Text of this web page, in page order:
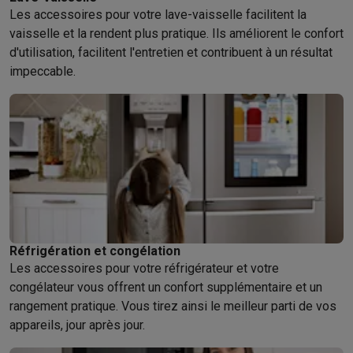
Hygiène dentaire Brosses à dents électriquesBrossettes
RasageRasoirs électriques Tondeuses barbeTondeuses
ÉpilationÉpilateurs à lumière pulséeÉpilateursRasoirs
BeautéSoin du visage
MassageMassage pieds Sièges de massageMassage cou &
SantéPèse-personne Tensiomètres Électrostimulation
Pour le bébéBabyphonesTire-laits Chauffe-biberons
TV, audio & photo
TV & projecteurs
TV avec barre de son TV 2026TV LG
Périphériques TVBarres de sonHome-cinemaAmplificateurs
Casques Casques BluetoothÉcouteurs
Enceintes Bluetooth
Audio domestique Radios & réveils
NavigationDashcamsGPSCoyoteAccessoires GPS
Accessoires TV & audioSupportsCâblesLecteurs
Appareils photoAppareils photo numériquesAppareils photo
Vidéo GoProAction camsDrones
Les accessoires pour votre lave-vaisselle facilitent la
vaisselle et la rendent plus pratique. Ils améliorent le confort
d'utilisation, facilitent l'entretien et contribuent à un résultat
impeccable.
Réfrigération et congélation
Les accessoires pour votre réfrigérateur et votre
congélateur vous offrent un confort supplémentaire et un
rangement pratique. Vous tirez ainsi le meilleur parti de vos
appareils, jour après jour.